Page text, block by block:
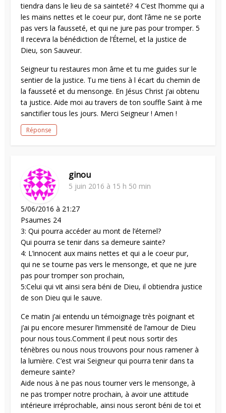
tiendra dans le lieu de sa sainteté? 4 C’est l’homme qui a
les mains nettes et le coeur pur, dont l’âme ne se porte
pas vers la fausseté, et qui ne jure pas pour tromper. 5
Il recevra la bénédiction de l’Éternel, et la justice de
Dieu, son Sauveur.
Seigneur tu restaures mon âme et tu me guides sur le
sentier de la justice. Tu me tiens à l écart du chemin de
la fausseté et du mensonge. En Jésus Christ j’ai obtenu
ta justice. Aide moi au travers de ton souffle Saint à me
sanctifier tous les jours. Merci Seigneur ! Amen !
Réponse
ginou
5 juin 2016 à 15 h 50 min
5/06/2016 à 21:27
Psaumes 24
3: Qui pourra accéder au mont de l’éternel?
Qui pourra se tenir dans sa demeure sainte?
4: L’innocent aux mains nettes et qui a le coeur pur,
qui ne se tourne pas vers le mensonge, et que ne jure
pas pour tromper son prochain,
5:Celui qui vit ainsi sera béni de Dieu, il obtiendra justice
de son Dieu qui le sauve.
Ce matin j’ai entendu un témoignage très poignant et
j’ai pu encore mesurer l’immensité de l’amour de Dieu
pour nous tous.Comment il peut nous sortir des
ténèbres ou nous nous trouvons pour nous ramener à
la lumière. C’est vrai Seigneur qui pourra tenir dans ta
demeure sainte?
Aide nous à ne pas nous tourner vers le mensonge, à
ne pas tromper notre prochain, à avoir une attitude
intérieure irréprochable, ainsi nous seront béni de toi et